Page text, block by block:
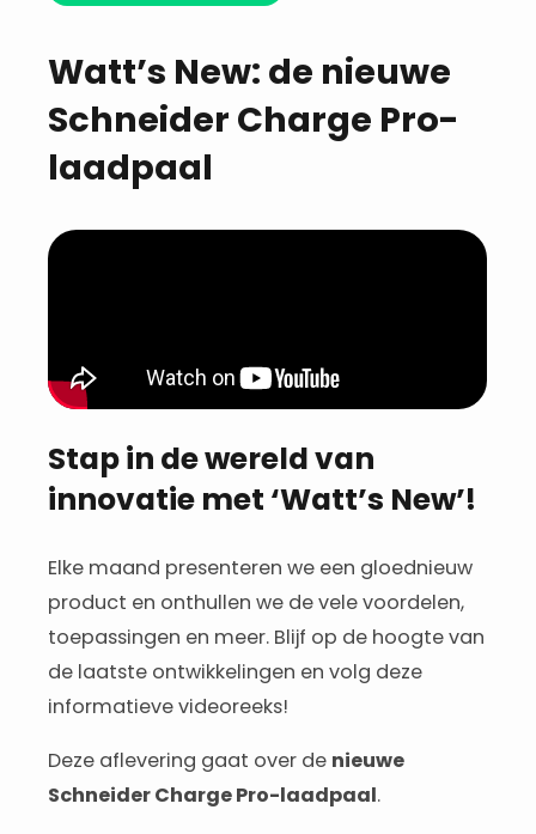
Watt’s New: de nieuwe
Schneider Charge Pro-
laadpaal
Stap in de wereld van
innovatie met ‘Watt’s New’!
Elke maand presenteren we een gloednieuw
product en onthullen we de vele voordelen,
toepassingen en meer. Blijf op de hoogte van
de laatste ontwikkelingen en volg deze
informatieve videoreeks!
Deze aflevering gaat over de nieuwe
Schneider Charge Pro-laadpaal.